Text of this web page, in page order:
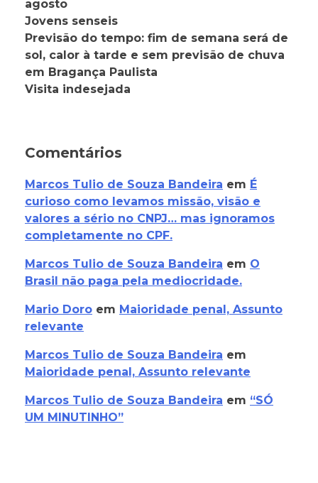
agosto
Jovens senseis
Previsão do tempo: fim de semana será de
sol, calor à tarde e sem previsão de chuva
em Bragança Paulista
Visita indesejada
Comentários
Marcos Tulio de Souza Bandeira em É
curioso como levamos missão, visão e
valores a sério no CNPJ… mas ignoramos
completamente no CPF.
Marcos Tulio de Souza Bandeira em O
Brasil não paga pela mediocridade.
Mario Doro em Maioridade penal, Assunto
relevante
Marcos Tulio de Souza Bandeira em
Maioridade penal, Assunto relevante
Marcos Tulio de Souza Bandeira em “SÓ
UM MINUTINHO”